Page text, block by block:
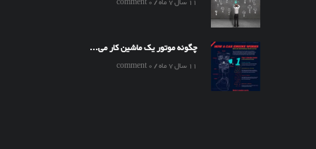
چگونه موتور یک ماشین کار می...
11 سال 7 ماه / 0 comment